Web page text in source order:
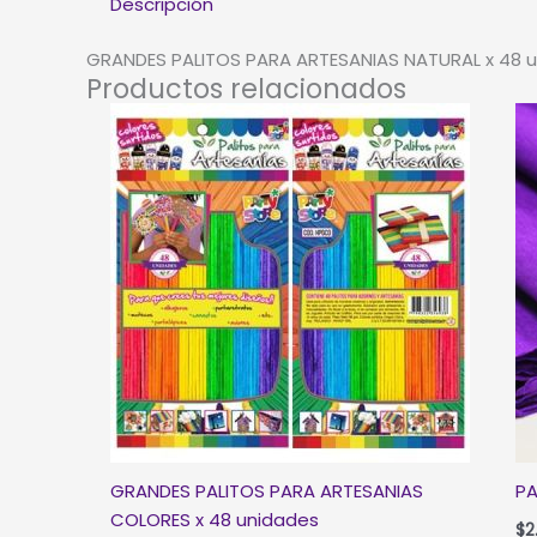
GRANDES PALITOS PARA ARTESANIAS NATURAL x
Productos relacionados
GRANDES PALITOS PARA ARTESANIAS
COLORES x 48 unidades
$